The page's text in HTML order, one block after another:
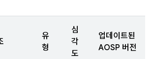
유
형
심
각
도
업데이트된
AOSP 버전